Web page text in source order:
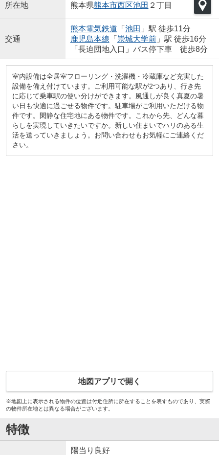
所在地 熊本県熊本市西区池田 ２丁目
交通
熊本電気鉄道 「 池田 」駅 徒歩11分
鹿児島本線 「 崇城大学前」駅 徒歩16分
「長迫団地入口」バス停下車 徒歩8分
室内設備は全居室フローリング・洗濯機・冷蔵庫など充実した
設備を備え付けています。ご利用可能な駅が2つあり、行き先
に応じて乗車駅の使い分けができます。風通しが良く真夏の暑
い日も快適に過ごせる物件です。駐車場がご利用いただける物
件です。閑静な住宅地にある物件です。これから先、どんな暮
らしを実現していきたいですか。新しい住まいでハリのある生
活を送っていきましょう。お問い合わせもお気軽にご連絡くだ
さい。
地図アプリで開く
※地図上に表示される物件の位置は付近住所に所在することを表すものであり、実際
の物件所在地とは異なる場合がございます。
特徴
陽当り良好